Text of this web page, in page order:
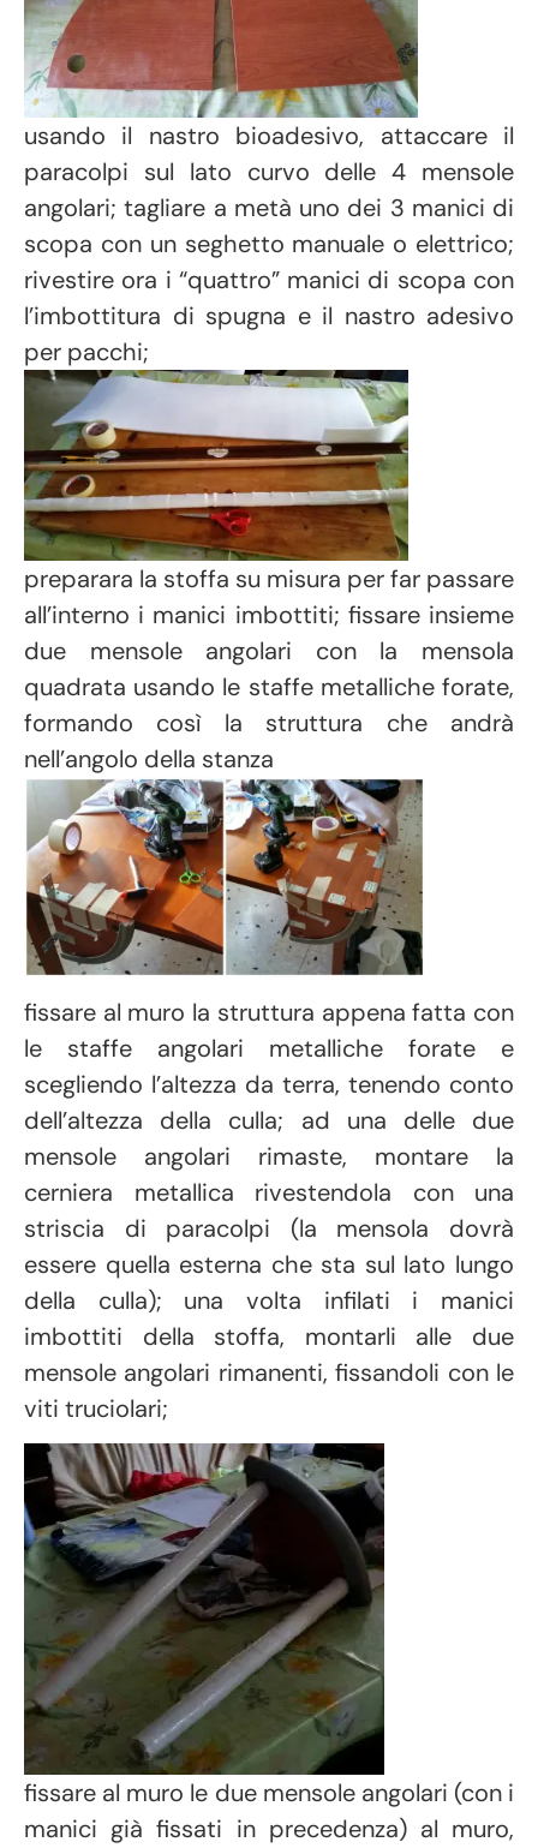
usando il nastro bioadesivo, attaccare il
paracolpi sul lato curvo delle 4 mensole
angolari; tagliare a metà uno dei 3 manici di
scopa con un seghetto manuale o elettrico;
rivestire ora i “quattro” manici di scopa con
l’imbottitura di spugna e il nastro adesivo
per pacchi;
preparara la stoffa su misura per far passare
all’interno i manici imbottiti; fissare insieme
due mensole angolari con la mensola
quadrata usando le staffe metalliche forate,
formando così la struttura che andrà
nell’angolo della stanza
fissare al muro la struttura appena fatta con
le staffe angolari metalliche forate e
scegliendo l’altezza da terra, tenendo conto
dell’altezza della culla; ad una delle due
mensole angolari rimaste, montare la
cerniera metallica rivestendola con una
striscia di paracolpi (la mensola dovrà
essere quella esterna che sta sul lato lungo
della culla); una volta infilati i manici
imbottiti della stoffa, montarli alle due
mensole angolari rimanenti, fissandoli con le
viti truciolari;
fissare al muro le due mensole angolari (con i
manici già fissati in precedenza) al muro,